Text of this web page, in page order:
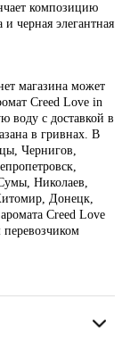
композицию
черная элегантная
магазина может
Creed Love in
воду с доставкой в
в гривнах. В
Чернигов,
Николаев,
Донецк,
Creed Love
перевозчиком